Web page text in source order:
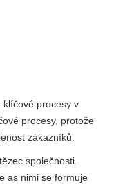
klíčové procesy v
procesy, protože
zákazníků.
společnosti.
as nimi se formuje